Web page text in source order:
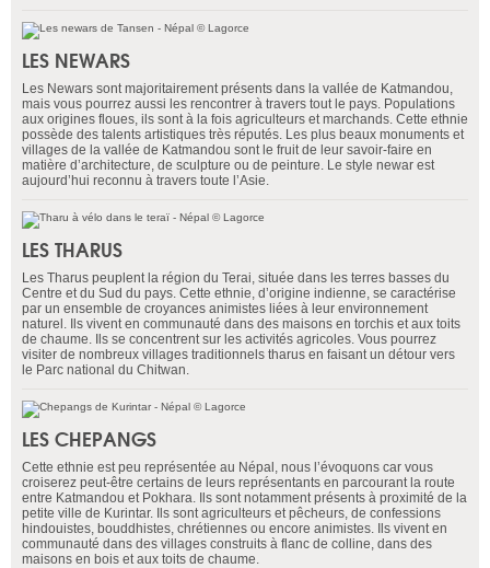
LES NEWARS
Les Newars sont majoritairement présents dans la vallée de Katmandou,
mais vous pourrez aussi les rencontrer à travers tout le pays. Populations
aux origines floues, ils sont à la fois agriculteurs et marchands. Cette ethnie
possède des talents artistiques très réputés. Les plus beaux monuments et
villages de la vallée de Katmandou sont le fruit de leur savoir-faire en
matière d’architecture, de sculpture ou de peinture. Le style newar est
aujourd’hui reconnu à travers toute l’Asie.
LES THARUS
Les Tharus peuplent la région du Terai, située dans les terres basses du
Centre et du Sud du pays. Cette ethnie, d’origine indienne, se caractérise
par un ensemble de croyances animistes liées à leur environnement
naturel. Ils vivent en communauté dans des maisons en torchis et aux toits
de chaume. Ils se concentrent sur les activités agricoles. Vous pourrez
visiter de nombreux villages traditionnels tharus en faisant un détour vers
le Parc national du Chitwan.
LES CHEPANGS
Cette ethnie est peu représentée au Népal, nous l’évoquons car vous
croiserez peut-être certains de leurs représentants en parcourant la route
entre Katmandou et Pokhara. Ils sont notamment présents à proximité de la
petite ville de Kurintar. Ils sont agriculteurs et pêcheurs, de confessions
hindouistes, bouddhistes, chrétiennes ou encore animistes. Ils vivent en
communauté dans des villages construits à flanc de colline, dans des
maisons en bois et aux toits de chaume.